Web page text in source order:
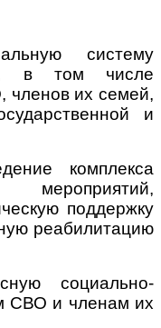
систему
в том числе
членов их семей,
и
комплекса
мероприятий,
поддержку
реабилитацию
социально-
СВО и членам их